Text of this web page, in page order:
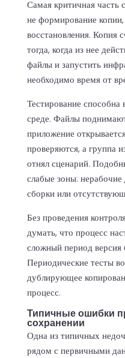
Самая критичная часть
не формирование копии,
восстановления. Копия
тогда, когда из нее
файлы и запустить
необходимо время от
Тестирование способна
среде. Файлы
приложение
проверяются, а группа
отнял сценарий.
слабые зоны:
сборки или
Без проведения
думать, что процесс
сложный период версия
Периодические тесты
дублирующее
процесс.
Типичные ошибки
сохранении
Одна из типичных
рядом с первичными